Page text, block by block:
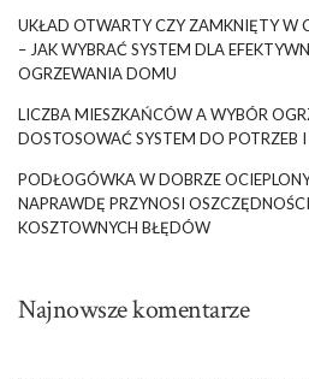
UKŁAD OTWARTY CZY ZAMKNIĘTY W
– JAK WYBRAĆ SYSTEM DLA
OGRZEWANIA DOMU
LICZBA MIESZKAŃCÓW A WYBÓR
DOSTOSOWAĆ SYSTEM DO POTRZEB
PODŁOGÓWKA W DOBRZE
NAPRAWDĘ PRZYNOSI
KOSZTOWNYCH BŁĘDÓW
Najnowsze komentarze